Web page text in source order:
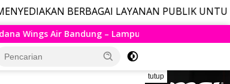
LAYANAN PUBLIK UNTUK
Resmi Mengudara, Husein Kembali Layani Rute
tutup